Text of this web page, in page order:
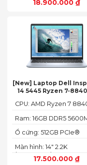
18.900.000 ₫
[New] Laptop Dell
14 5445 Ryzen 7-
Radeon 780M Màn
17.500.000 ₫
Màn hình: 14" 2.2K
(2240X1400)
Ổ cứng: 512GB PCIe®
Ram: 16GB DDR5
CPU: AMD Ryzen 7